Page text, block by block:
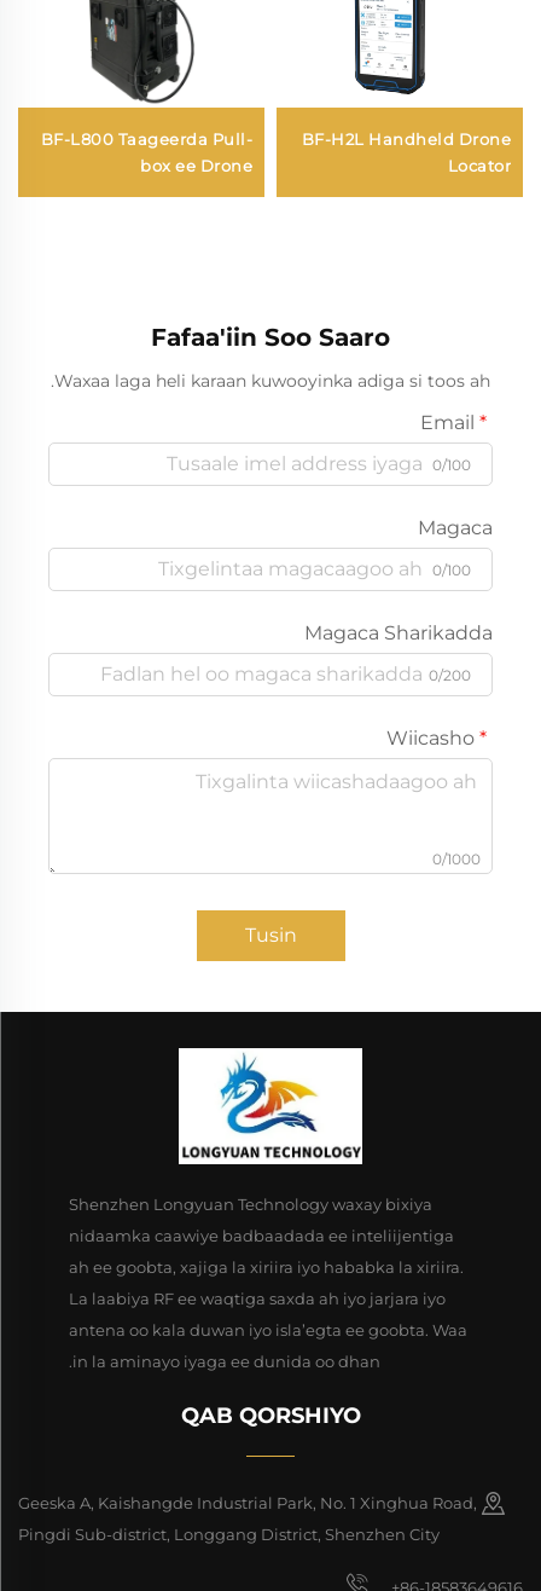
BF-H2L Handheld Drone
Locator
BF-L800 Taageerda Pull-
box ee Drone
Fafaa'iin Soo Saaro
Waxaa laga heli karaan kuwooyinka adiga si toos ah.
0/100
Magaca
0/100
Magaca Sharikadda
0/200
0/1000
Tusin
Shenzhen Longyuan Technology waxay bixiya
nidaamka caawiye badbaadada ee inteliijentiga
ah ee goobta, xajiga la xiriira iyo hababka la xiriira.
La laabiya RF ee waqtiga saxda ah iyo jarjara iyo
antena oo kala duwan iyo isla’egta ee goobta. Waa
in la aminayo iyaga ee dunida oo dhan.
QAB QORSHIYO
Geeska A, Kaishangde Industrial Park, No. 1 Xinghua Road,
Pingdi Sub-district, Longgang District, Shenzhen City
+86-18583649616